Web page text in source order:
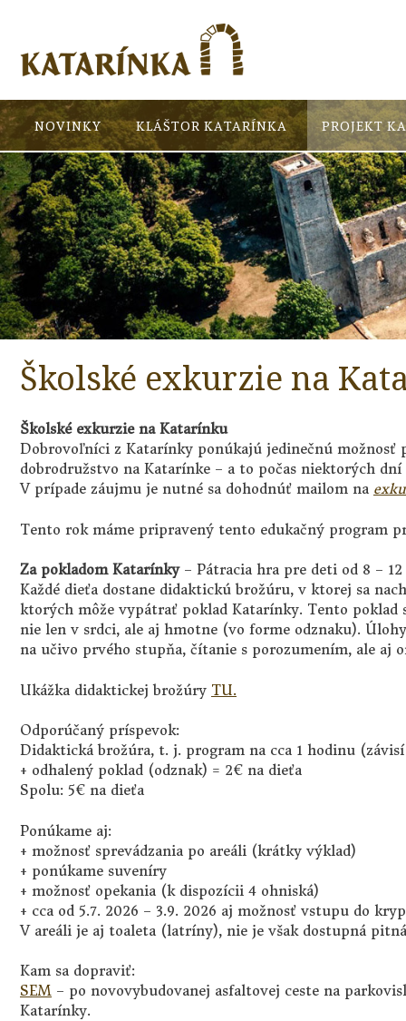
NOVINKY KLÁŠTOR KATARÍNKA PROJEKT
Školské exkurzie na
Školské exkurzie na Katarínku
Dobrovoľníci z Katarínky ponúkajú jedinečnú možnosť
dobrodružstvo na Katarínke – a to počas niektorých dní
V prípade záujmu je nutné sa dohodnúť mailom na
Tento rok máme pripravený tento edukačný program
Za pokladom Katarínky– Pátracia hra pre deti od 8 –
Každé dieťa dostane didaktickú brožúru, v ktorej sa
ktorých môže vypátrať poklad Katarínky. Tento poklad
nie len v srdci, ale aj hmotne (vo forme odznaku).
na učivo prvého stupňa, čítanie s porozumením, ale aj
Ukážka didaktickej brožúry TU.
Odporúčaný príspevok:
Didaktická brožúra, t. j. program na cca 1 hodinu
+ odhalený poklad (odznak) = 2€ na dieťa
Spolu: 5€ na dieťa
Ponúkame aj:
+ možnosť sprevádzania po areáli (krátky výklad)
+ ponúkame suveníry
+ možnosť opekania (k dispozícii 4 ohniská)
+ cca od 5.7. 2026 – 3.9. 2026 aj možnosť vstupu do
V areáli je aj toaleta (latríny), nie je však dostupná
Kam sa dopraviť:
SEM – po novovybudovanej asfaltovej ceste na
Katarínky.